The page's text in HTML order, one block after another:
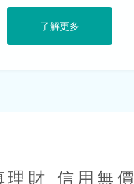
了解更多
理財 信用無價